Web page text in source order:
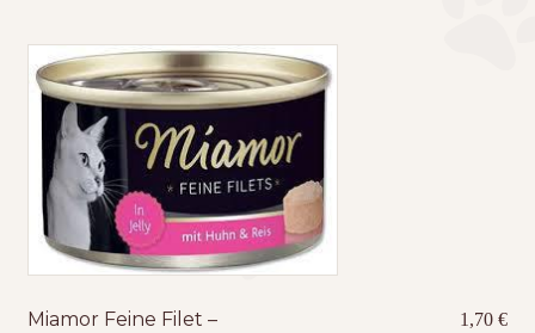
Miamor Feine Filet –
1,70€